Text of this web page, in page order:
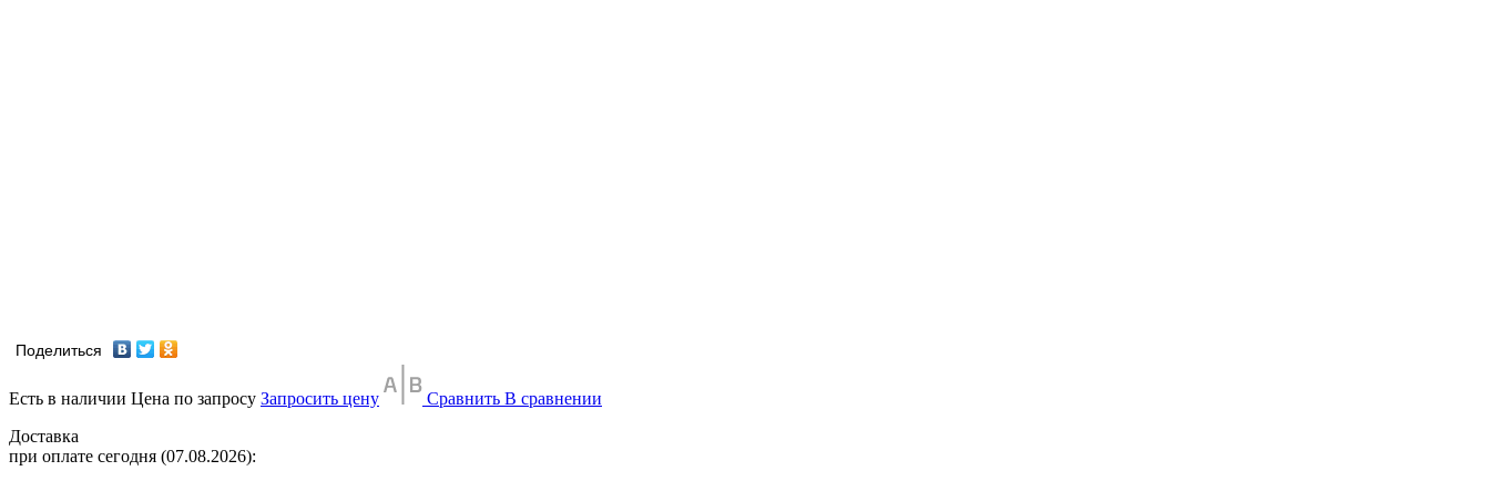
Поделиться
Есть в наличии Цена по запросу Запросить цену Сравнить В сравнении
Доставка
при оплате сегодня (07.08.2026):